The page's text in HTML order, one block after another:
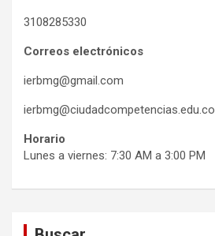
3108285330
Correos electrónicos
ierbmg@gmail.com
ierbmg@ciudadcompetencias.edu.co
Horario
Lunes a viernes: 7:30 AM a 3:00 PM